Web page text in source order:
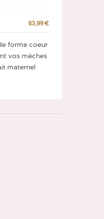
forme coeur
vos mèches
maternel
63,99 €